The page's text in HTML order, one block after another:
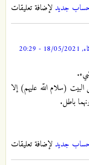
حساب جديد لإضافة تعليقات
- 20:29
(سلام اللّه عليهم) إلا
باطل.
حساب جديد لإضافة تعليقات